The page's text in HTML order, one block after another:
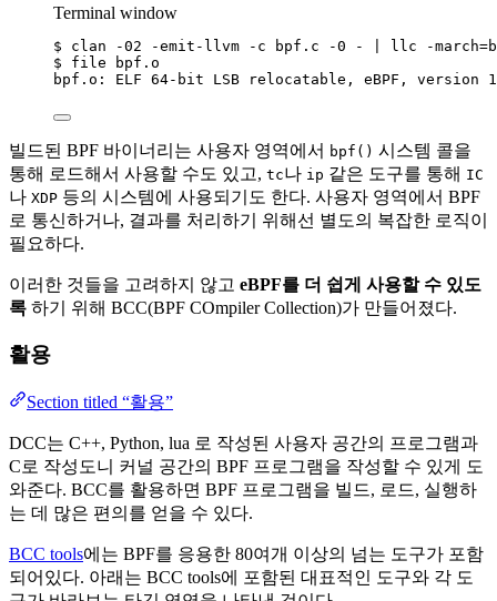
Terminal window
$ clan -02 -emit-llvm -c bpf.c -0 - llc
-
$
file
bpf.o
bpf.o:
ELF 64-bit LSB relocatable, eBPF, version 1
빌드된 BPF 바이너리는 사용자 영역에서 bpf() 시스템 콜을
통해 로드해서 사용할 수도 있고, tc나 ip 같은 도구를 통해 IC
나 XDP 등의 시스템에 사용되기도 한다. 사용자 영역에서 BPF
로 통신하거나, 결과를 처리하기 위해선 별도의 복잡한 로직이
필요하다.
이러한 것들을 고려하지 않고 eBPF를 더 쉽게 사용할 수 있도
록 하기 위해 BCC(BPF COmpiler Collection)가 만들어졌다.
활용
Section titled “활용”
DCC는 C++, Python, lua 로 작성된 사용자 공간의 프로그램과
C로 작성도니 커널 공간의 BPF 프로그램을 작성할 수 있게 도
와준다. BCC를 활용하면 BPF 프로그램을 빌드, 로드, 실행하
는 데 많은 편의를 얻을 수 있다.
BCC tools에는 BPF를 응용한 80여개 이상의 넘는 도구가 포함
되어있다. 아래는 BCC tools에 포함된 대표적인 도구와 각 도